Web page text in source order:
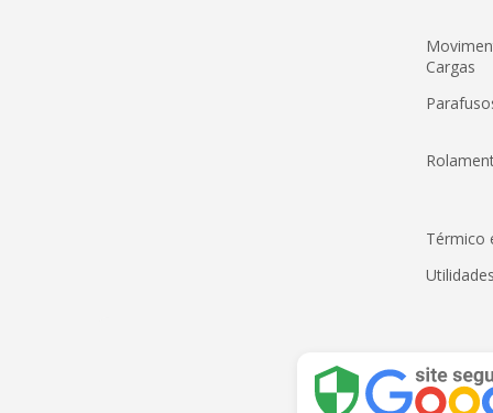
Cargas
Térmico
Utilidades